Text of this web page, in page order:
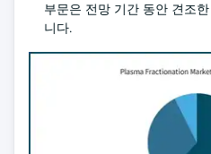
부문은 전망 기간 동안 견조
니다.